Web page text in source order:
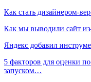
Как стать дизайнером-
Как мы выводили сайт
Яндекс добавил
5 факторов для оценки
запуском…